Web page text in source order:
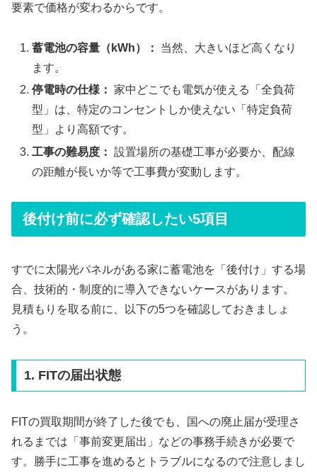
要素で価格が変わるからです。
蓄電池の容量（kWh）：
当然、大きいほど高くなり
ます。
停電時の仕様： 家中どこでも電気が使える「全負荷
型」は、特定のコンセントしか使えない「特定負荷
型」より高額です。
工事の難易度： 設置場所の基礎工事が必要か、配線
の距離が長いか等で工事費が変動します。
後付け前に必ず確認したい5項目
すでに太陽光パネルがある家に蓄電池を「後付け」する場
合、技術的・制度的に導入できないケースがあります。
見積もりを取る前に、以下の5つを確認しておきましょ
う。
1. FITの届出状態
FITの買取期間が終了した後でも、国への廃止届が受理さ
れるまでは「事前変更届出」などの事務手続きが必要で
す。勝手に工事を進めるとトラブルになるので注意しまし